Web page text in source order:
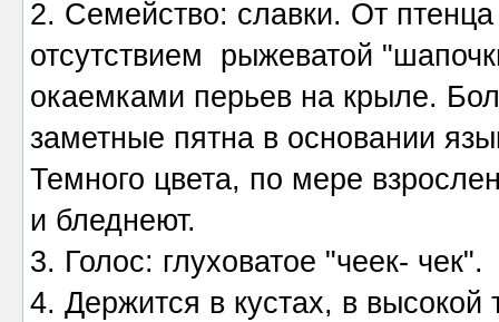
2. Семейство: славки. От птенца
отсутствием рыжеватой
окаемками перьев на крыле.
заметные пятна в основании
Темного цвета, по мере
и бледнеют.
3. Голос: глуховатое "чеек- чек".
4. Держится в кустах, в высокой